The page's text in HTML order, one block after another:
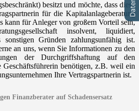
besitzt und möchte, dass diese
für die Kapitalanlageberatung
kann für Anleger von großem Vorteil sein,
insolvent, liquidiert,
sonstigen Gründen zahlungsunfähig ist.
an uns, wenn Sie Informationen zu den
der Durchgriffshaftung auf den
Geschäftsführerin benötigen, z.B. weil ein
Ihre Vertragspartnerin ist.
Finanzberater auf Schadensersatz